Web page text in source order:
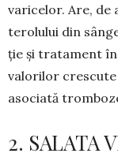
varicelor. Are, de
te­ro­lului din
ție și tratament în
va­lorilor crescute
asociată
2. SALATA